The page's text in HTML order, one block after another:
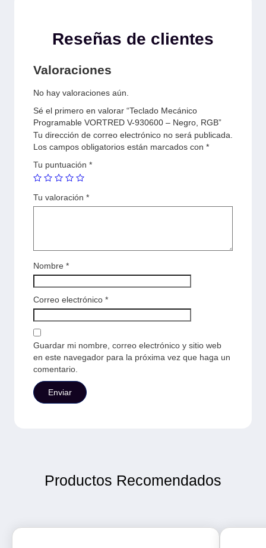
Reseñas de clientes
Valoraciones
No hay valoraciones aún.
Sé el primero en valorar “Teclado Mecánico
Programable VORTRED V-930600 – Negro, RGB”
Tu dirección de correo electrónico no será publicada.
Los campos obligatorios están marcados con *
Tu puntuación *
Tu valoración *
Nombre *
Correo electrónico *
Guardar mi nombre, correo electrónico y sitio web
en este navegador para la próxima vez que haga un
comentario.
Productos Recomendados